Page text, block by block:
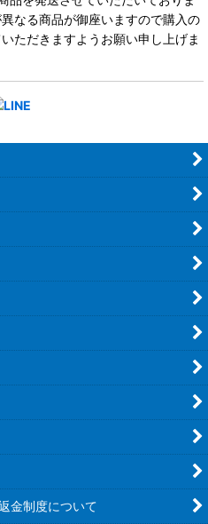
なる商品が御座いますので購入の
ただきますようお願い申し上げま
金制度について